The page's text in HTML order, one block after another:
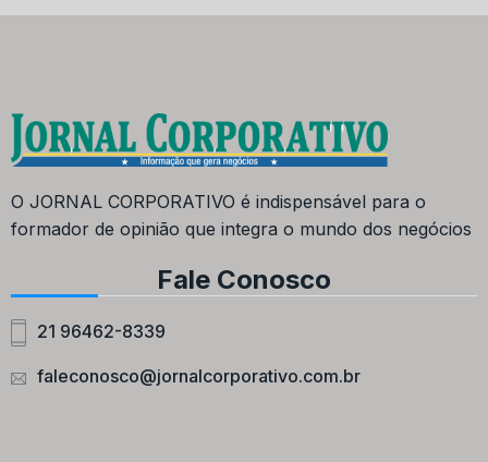
O JORNAL CORPORATIVO é indispensável para o
formador de opinião que integra o mundo dos negócios
Fale Conosco
21 96462-8339
faleconosco@jornalcorporativo.com.br